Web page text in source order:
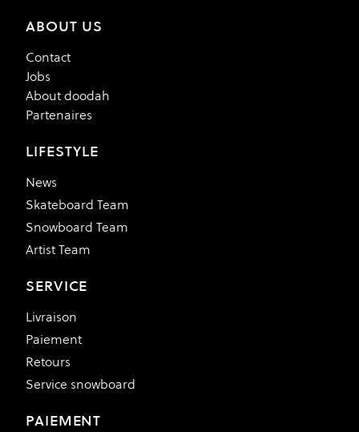
ABOUT US
Contact
Jobs
About doodah
Partenaires
LIFESTYLE
News
Skateboard Team
Snowboard Team
Artist Team
SERVICE
Livraison
Paiement
Retours
Service snowboard
PAIEMENT